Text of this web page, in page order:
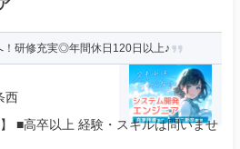
！研修充実◎年間休日120日以上♪
西
■高卒以上 経験・スキルは問いませ